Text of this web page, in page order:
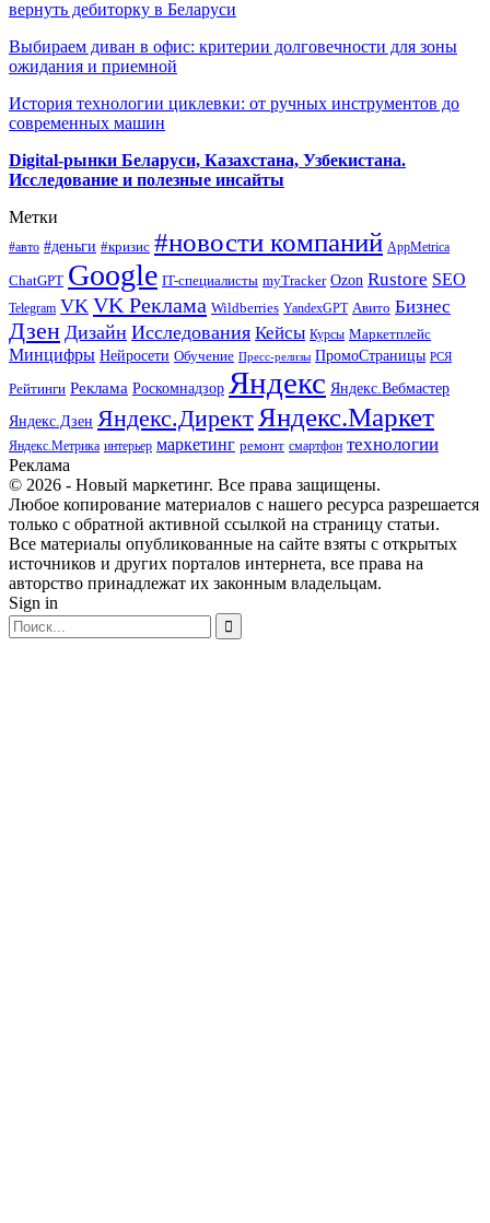
вернуть дебиторку в Беларуси
Выбираем диван в офис: критерии долговечности для зоны
ожидания и приемной
История технологии циклевки: от ручных инструментов до
современных машин
Digital-рынки Беларуси, Казахстана, Узбекистана.
Исследование и полезные инсайты
Метки
#авто #деньги #кризис #новости компаний AppMetrica
ChatGPT Google IT-специалисты myTracker Ozon Rustore SEO
Telegram VK VK Реклама Wildberries YandexGPT Авито Бизнес
Дзен Дизайн Исследования Кейсы Курсы Маркетплейс
Минцифры Нейросети Обучение Пресс-релизы ПромоСтраницы РСЯ
Рейтинги Реклама Роскомнадзор Яндекс Яндекс.Вебмастер
Яндекс.Дзен Яндекс.ДиректЯндекс.Маркет
Яндекс.Метрика интерьер маркетинг ремонт смартфон технологии
Реклама
© 2026 - Новый маркетинг. Все права защищены.
Любое копирование материалов с нашего ресурса разрешается
только с обратной активной ссылкой на страницу статьи.
Все материалы опубликованные на сайте взяты с открытых
источников и других порталов интернета, все права на
авторство принадлежат их законным владельцам.
Sign in